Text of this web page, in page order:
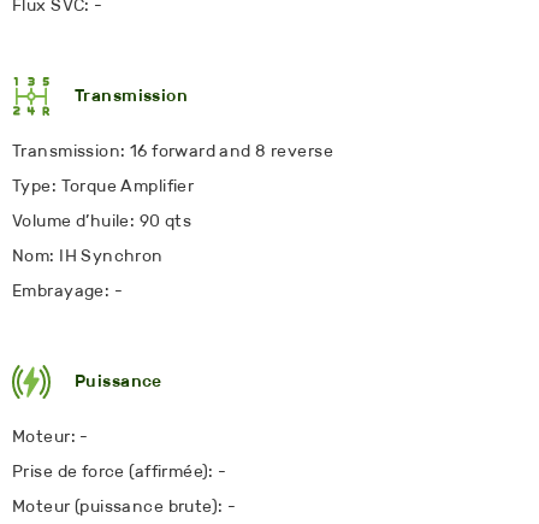
Flux SVC: -
Transmission
Transmission: 16 forward and 8 reverse
Type: Torque Amplifier
Volume d’huile: 90 qts
Nom: IH Synchron
Embrayage: -
Puissance
Moteur: -
Prise de force (affirmée): -
Moteur (puissance brute): -